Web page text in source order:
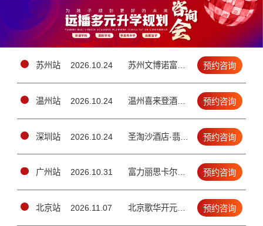
苏州站 2026.10.24 苏州文博诺富特酒店1楼玲珑厅（苏州吴中区工业园区苏州大道东688号） 预约咨询
温州站 2026.10.24 温州喜来登酒店四楼锦绣厅（（温州市车站大道292号）） 预约咨询
深圳站 2026.10.24 圣淘沙酒店·翡翠店4楼宴会厅（南山区金鸡路1号） 预约咨询
广州站 2026.10.31 富力丽思卡尔顿酒店2楼宴会厅（天河区珠江新城兴安路3号） 预约咨询
北京站 2026.11.07 北京歌华开元大酒店二层国际新闻大厅（北三环鼓楼外大街19号） 预约咨询